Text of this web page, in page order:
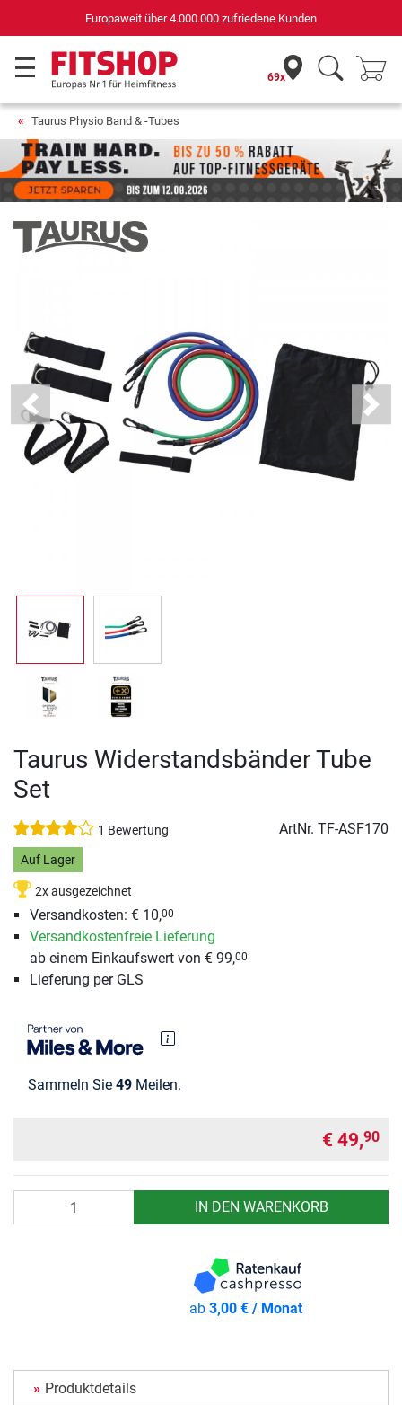
für Sportgeräte (n-tv+DISQ 2016-2024)
69x
Taurus Physio Band & -Tubes
Previous Next
Taurus Widerstandsbänder Tube
Set
1 Bewertung ArtNr. TF-ASF170
Auf Lager
2x ausgezeichnet
Versandkosten: € 10,00
Versandkostenfreie Lieferung
ab einem Einkaufswert von € 99,00
Lieferung per GLS
Sammeln Sie 49 Meilen.
€ 49,90
IN DEN WARENKORB
ab3,00 € / Monat
Produktdetails